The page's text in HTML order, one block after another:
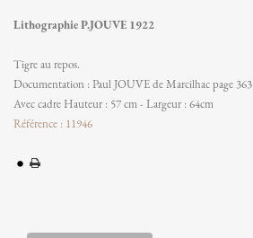
Lithographie P.JOUVE 1922
Tigre au repos.
Documentation : Paul JOUVE de Marcilhac page 363
Avec cadre Hauteur : 57 cm - Largeur : 64cm
Référence : 11946